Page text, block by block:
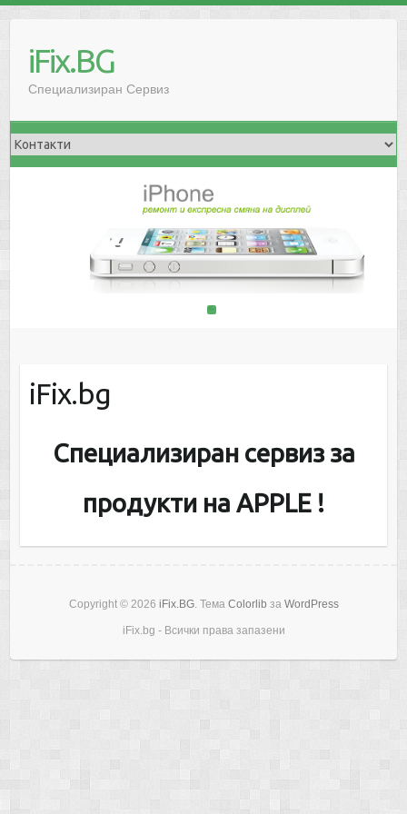
iFix.BG
Специализиран Сервиз
2
iFix.bg
Специализиран сервиз за
продукти на APPLE !
Copyright © 2026 iFix.BG. Тема Colorlib за WordPress
iFix.bg - Всички права запазени